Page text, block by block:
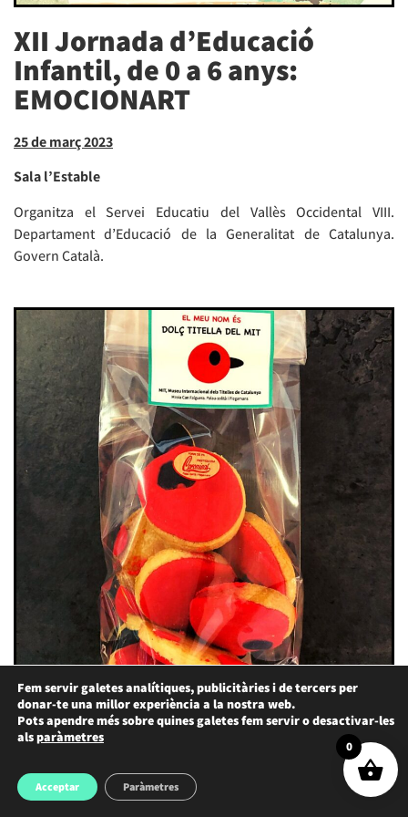
XII Jornada d’Educació
Infantil, de 0 a 6 anys:
EMOCIONART
25 de març 2023
Sala l’Estable
Organitza el Servei Educatiu del Vallès Occidental VIII.
Departament d’Educació de la Generalitat de Catalunya.
Govern Català.
Presentació del “Dolç Titella
del MIT”
21 de març 2023
Fem servir galetes analítiques, publicitàries i de tercers per
donar-te una millor experiència a la nostra web.
Pots apendre més sobre quines galetes fem servir o desactivar-les
alsparàmetres
Acceptar Paràmetres
0